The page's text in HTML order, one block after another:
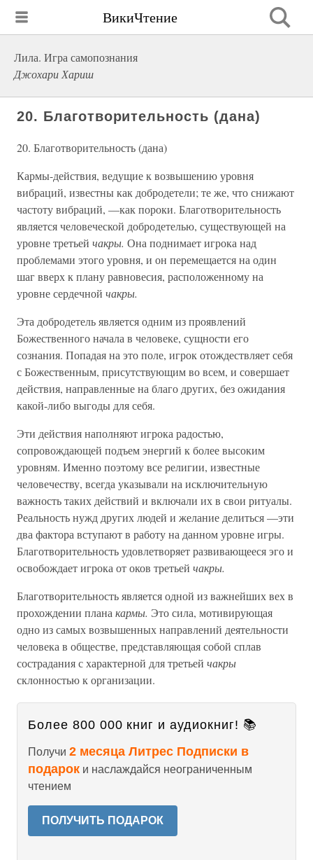
ВикиЧтение
Лила. Игра самопознания
Джохари Хариш
20. Благотворительность (дана)
20. Благотворительность (дана)
Кармы-действия, ведущие к возвышению уровня
вибраций, известны как добродетели; те же, что снижают
частоту вибраций, —как пороки. Благотворительность
является человеческой добродетелью, существующей на
уровне третьей чакры. Она поднимает игрока над
проблемами этого уровня, и он перемещается на один
шаг вверх к плану равновесия, расположенному на
уровне сердечной чакры.
Эта добродетель является одним из проявлений
Божественного начала в человеке, сущности его
сознания. Попадая на это поле, игрок отождествляет себя
с Божественным, присутствующим во всем, и совершает
действия, направленные на благо других, без ожидания
какой-либо выгоды для себя.
Эти действия наполняют игрока радостью,
сопровождающей подъем энергий к более высоким
уровням. Именно поэтому все религии, известные
человечеству, всегда указывали на исключительную
важность таких действий и включали их в свои ритуалы.
Реальность нужд других людей и желание делиться —эти
два фактора вступают в работу на данном уровне игры.
Благотворительность удовлетворяет развивающееся эго и
освобождает игрока от оков третьей чакры.
Благотворительность является одной из важнейших вех в
прохождении плана кармы. Это сила, мотивирующая
одно из самых возвышенных направлений деятельности
человека в обществе, представляющая собой сплав
сострадания с характерной для третьей чакры
склонностью к организации.
Более 800 000 книг и аудиокниг! 📚
Получи 2 месяца Литрес Подписки в
подарок и наслаждайся неограниченным
чтением
ПОЛУЧИТЬ ПОДАРОК